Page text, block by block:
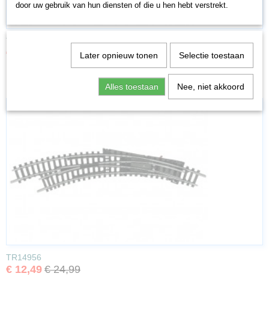
TR14957
€ 12,49
TR14956
€ 12,49 € 24,99
door uw gebruik van hun diensten of die u hen hebt verstrekt.
Later opnieuw tonen Selectie toestaan
Alles toestaan Nee, niet akkoord